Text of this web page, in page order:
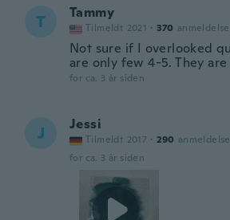
T Tammy
Tilmeldt 2021 · 370
Not sure if I overlooked
are only few 4-5. They
for ca. 3 år siden
J Jessi
Tilmeldt 2017 · 290
for ca. 3 år siden